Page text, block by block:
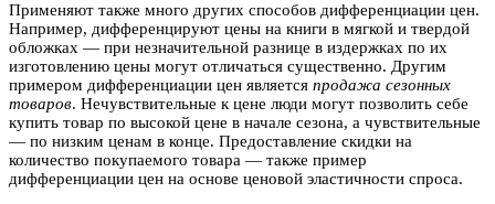
Применяют также много других способов дифференциации цен.
Например, дифференцируют цены на книги в мягкой и твердой
обложках — при незначительной разнице в издержках по их
изготовлению цены могут отличаться существенно. Другим
примером дифференциации цен является продажа сезонных
товаров. Нечувствительные к цене люди могут позволить себе
купить товар по высокой цене в начале сезона, а чувствительные
— по низким ценам в конце. Предоставление скидки на
количество покупаемого товара — также пример
дифференциации цен на основе ценовой эластичности спроса.